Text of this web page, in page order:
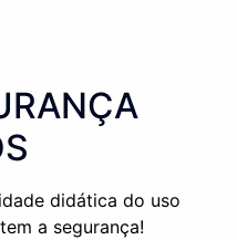
didática do uso
a segurança!